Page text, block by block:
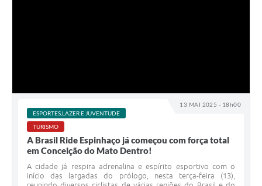
13 MAI 2025 - 18h00
ESPORTES,LAZER E JUVENTUDE
TURISMO
A Brasil Ride Espinhaço já começou com força total
em Conceição do Mato Dentro!
A cidade já respira adrenalina e espírito esportivo com o
início das largadas do prólogo, nesta terça-feira (13),